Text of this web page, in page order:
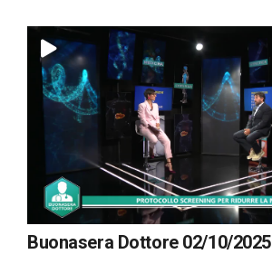
Buonasera Dottore 02/10/2025